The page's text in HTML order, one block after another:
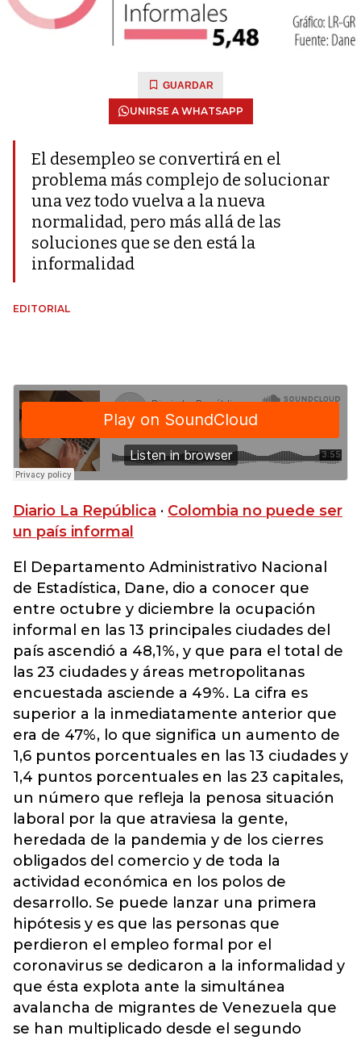
GUARDAR
UNIRSE A WHATSAPP
El desempleo se convertirá en el
problema más complejo de solucionar
una vez todo vuelva a la nueva
normalidad, pero más allá de las
soluciones que se den está la
informalidad
EDITORIAL
Diario La República · Colombia no puede ser
un país informal
El Departamento Administrativo Nacional
de Estadística, Dane, dio a conocer que
entre octubre y diciembre la ocupación
informal en las 13 principales ciudades del
país ascendió a 48,1%, y que para el total de
las 23 ciudades y áreas metropolitanas
encuestada asciende a 49%. La cifra es
superior a la inmediatamente anterior que
era de 47%, lo que significa un aumento de
1,6 puntos porcentuales en las 13 ciudades y
1,4 puntos porcentuales en las 23 capitales,
un número que refleja la penosa situación
laboral por la que atraviesa la gente,
heredada de la pandemia y de los cierres
obligados del comercio y de toda la
actividad económica en los polos de
desarrollo. Se puede lanzar una primera
hipótesis y es que las personas que
perdieron el empleo formal por el
coronavirus se dedicaron a la informalidad y
que ésta explota ante la simultánea
avalancha de migrantes de Venezuela que
se han multiplicado desde el segundo